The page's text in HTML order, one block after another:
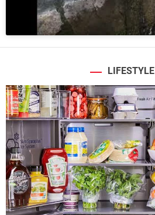
LIFESTYLE